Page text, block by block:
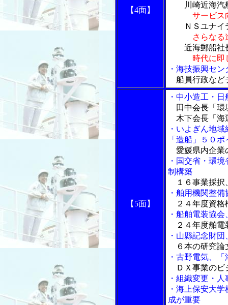
【4面】
川崎近海汽
サービス
ＮＳユナイ
さらなる
近海郵船社
時代に即
・海技振興セ
船員行政など
【5面】
・中小造工・
田中会長「環
木下会長「海
・いよぎん地
「造船」５０
愛媛県内企業
・国交省・環
制構築
１６事業採択
・舶用機関整
２４年度資格
・船舶電装協
２４年度舶電
・山縣記念財
６本の研究論
・古野電気、
ＤＸ事業のビ
・組織変更・
・海上保安大
成が重要